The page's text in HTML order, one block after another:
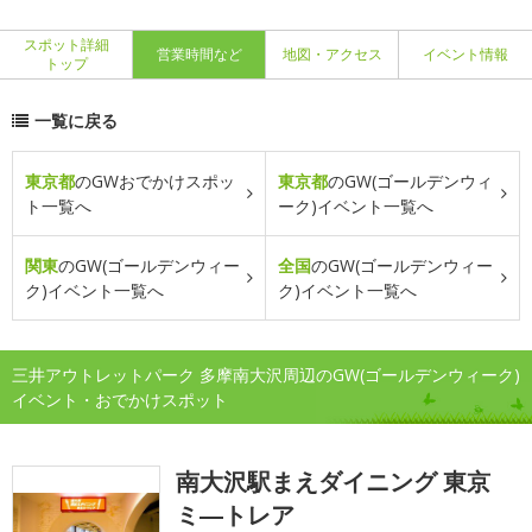
スポット詳細
トップ
営業時間など 地図・アクセス イベント情報
一覧に戻る
東京都のGWおでかけスポッ
ト一覧へ
東京都のGW(ゴールデンウィ
ーク)イベント一覧へ
関東のGW(ゴールデンウィー
ク)イベント一覧へ
全国のGW(ゴールデンウィー
ク)イベント一覧へ
三井アウトレットパーク 多摩南大沢周辺のGW(ゴールデンウィーク)
イベント・おでかけスポット
南大沢駅まえダイニング 東京
ミ―トレア